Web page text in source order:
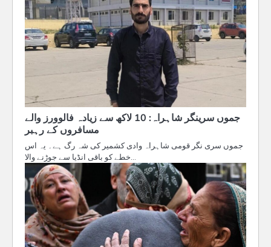
جموں سرینگر شاہراہ: 10 لاکھ سے زیادہ فالوورز والے
مسافروں کے رہبر
جموں سری نگر قومی شاہراہ وادی کشمیر کی شہ رگ ہے۔ یہ اس
خطے کو باقی انڈیا سے جوڑنے والا…